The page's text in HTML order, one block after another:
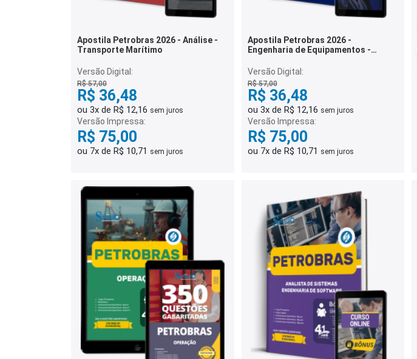
Apostila Petrobras 2026 - Análise -
Transporte Marítimo
Versão Digital:
R$ 57,00
R$ 36,48
ou 3x de R$ 12,16 sem juros
Versão Impressa:
R$ 75,00
ou 7x de R$ 10,71 sem juros
Apostila Petrobras 2026 -
Engenharia de Equipamentos -
Versão Digital:
R$ 57,00
R$ 36,48
ou 3x de R$ 12,16 sem juros
Versão Impressa:
R$ 75,00
ou 7x de R$ 10,71 sem juros